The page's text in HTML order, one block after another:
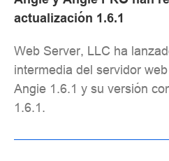
actualización 1.6.1
Web Server, LLC ha
intermedia del servidor
Angie 1.6.1 y su versión
1.6.1.